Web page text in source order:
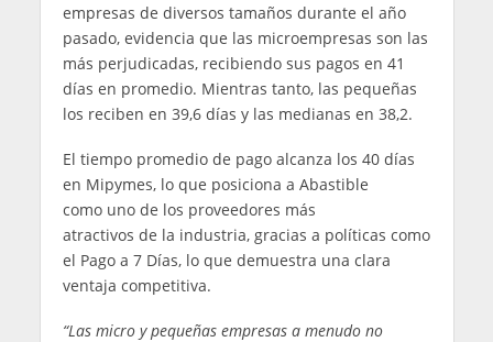
empresas de diversos tamaños durante el año
pasado, evidencia que las microempresas son las
más perjudicadas, recibiendo sus pagos en 41
días en promedio. Mientras tanto, las pequeñas
los reciben en 39,6 días y las medianas en 38,2.
El tiempo promedio de pago alcanza los 40 días
en Mipymes, lo que posiciona a Abastible
como uno de los proveedores más
atractivos de la industria, gracias a políticas como
el Pago a 7 Días, lo que demuestra una clara
ventaja competitiva.
“Las micro y pequeñas empresas a menudo no